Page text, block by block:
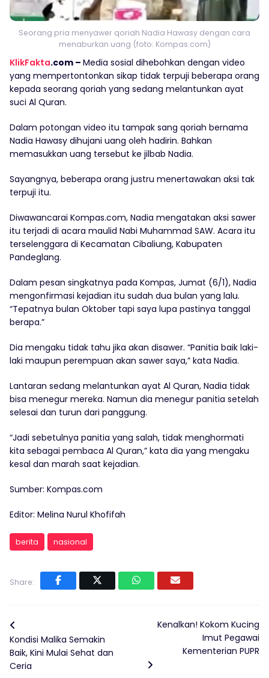
Seorang pria menyawer qoriah Nadia Hawasy dengan cara
menaburkan uang (foto: Kompas.com)
KlikFakta.com – Media sosial dihebohkan dengan video
yang mempertontonkan sikap tidak terpuji beberapa orang
kepada seorang qoriah yang sedang melantunkan ayat
suci Al Quran.
Dalam potongan video itu tampak sang qoriah bernama
Nadia Hawasy dihujani uang oleh hadirin. Bahkan
memasukkan uang tersebut ke jilbab Nadia.
Sayangnya, beberapa orang justru menertawakan aksi tak
terpuji itu.
Diwawancarai Kompas.com, Nadia mengatakan aksi sawer
itu terjadi di acara maulid Nabi Muhammad SAW. Acara itu
terselenggara di Kecamatan Cibaliung, Kabupaten
Pandeglang.
Dalam pesan singkatnya pada Kompas, Jumat (6/1), Nadia
mengonfirmasi kejadian itu sudah dua bulan yang lalu.
“Tepatnya bulan Oktober tapi saya lupa pastinya tanggal
berapa.”
Dia mengaku tidak tahu jika akan disawer. “Panitia baik laki-
laki maupun perempuan akan sawer saya,” kata Nadia.
Lantaran sedang melantunkan ayat Al Quran, Nadia tidak
bisa menegur mereka. Namun dia menegur panitia setelah
selesai dan turun dari panggung.
“Jadi sebetulnya panitia yang salah, tidak menghormati
kita sebagai pembaca Al Quran,” kata dia yang mengaku
kesal dan marah saat kejadian.
Sumber: Kompas.com
Editor: Melina Nurul Khofifah
berita nasional
Share:
Kondisi Malika Semakin
Baik, Kini Mulai Sehat dan
Ceria
Kenalkan! Kokom Kucing
Imut Pegawai
Kementerian PUPR